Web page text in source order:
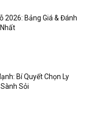
2026: Bảng Giá & Đánh
Bí Quyết Chọn Ly
Sỏi